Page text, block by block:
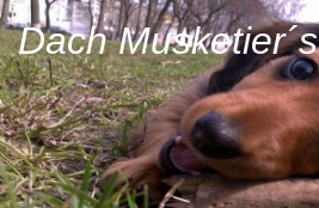
Dach Musketier´s